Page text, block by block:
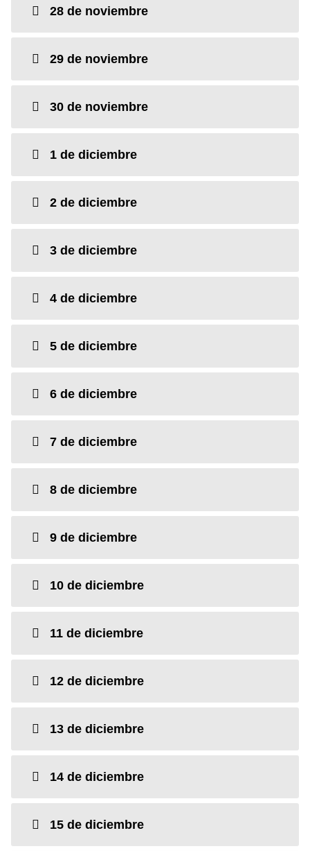
28 de noviembre
29 de noviembre
30 de noviembre
1 de diciembre
2 de diciembre
3 de diciembre
4 de diciembre
5 de diciembre
6 de diciembre
7 de diciembre
8 de diciembre
9 de diciembre
10 de diciembre
11 de diciembre
12 de diciembre
13 de diciembre
14 de diciembre
15 de diciembre